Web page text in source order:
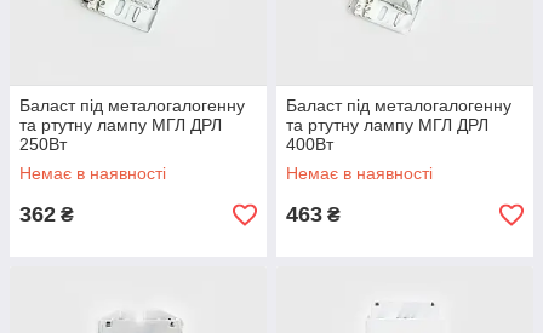
Баласт під металогалогенну
та ртутну лампу МГЛ ДРЛ
250Вт
Немає в наявності
362 ₴
Баласт під металогалогенну
та ртутну лампу МГЛ ДРЛ
400Вт
Немає в наявності
463 ₴